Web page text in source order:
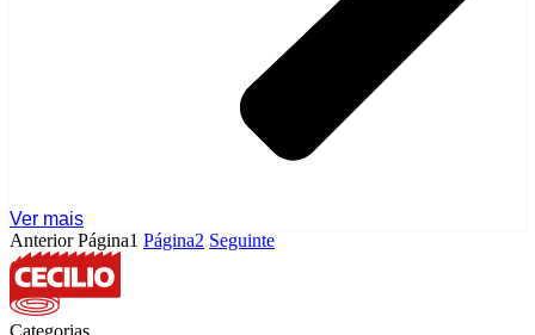
Ver mais
Anterior Página1 Página2 Seguinte
Categorias